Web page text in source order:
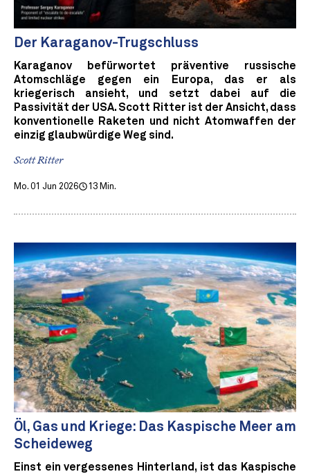
Der Karaganov-Trugschluss
Karaganov befürwortet präventive russische
Atomschläge gegen ein Europa, das er als
kriegerisch ansieht, und setzt dabei auf die
Passivität der USA. Scott Ritter ist der Ansicht, dass
konventionelle Raketen und nicht Atomwaffen der
einzig glaubwürdige Weg sind.
Scott Ritter
Mo. 01 Jun 2026 13 Min.
Öl, Gas und Kriege: Das Kaspische Meer am
Scheideweg
Einst ein vergessenes Hinterland, ist das Kaspische